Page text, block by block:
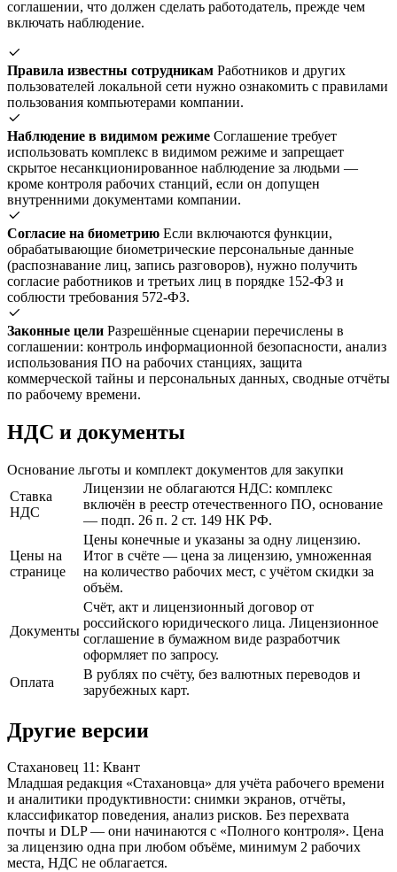
соглашении, что должен сделать работодатель, прежде чем
включать наблюдение.
Правила известны сотрудникам Работников и других
пользователей локальной сети нужно ознакомить с правилами
пользования компьютерами компании.
Наблюдение в видимом режиме Соглашение требует
использовать комплекс в видимом режиме и запрещает
скрытое несанкционированное наблюдение за людьми —
кроме контроля рабочих станций, если он допущен
внутренними документами компании.
Согласие на биометрию Если включаются функции,
обрабатывающие биометрические персональные данные
(распознавание лиц, запись разговоров), нужно получить
согласие работников и третьих лиц в порядке 152-ФЗ и
соблюсти требования 572-ФЗ.
Законные цели Разрешённые сценарии перечислены в
соглашении: контроль информационной безопасности, анализ
использования ПО на рабочих станциях, защита
коммерческой тайны и персональных данных, сводные отчёты
по рабочему времени.
НДС и документы
Основание льготы и комплект документов для закупки
Ставка
НДС
Лицензии не облагаются НДС: комплекс
включён в реестр отечественного ПО, основание
— подп. 26 п. 2 ст. 149 НК РФ.
Цены на
странице
Цены конечные и указаны за одну лицензию.
Итог в счёте — цена за лицензию, умноженная
на количество рабочих мест, с учётом скидки за
объём.
Документы
Счёт, акт и лицензионный договор от
российского юридического лица. Лицензионное
соглашение в бумажном виде разработчик
оформляет по запросу.
Оплата
В рублях по счёту, без валютных переводов и
зарубежных карт.
Другие версии
Стахановец 11: Квант
Младшая редакция «Стахановца» для учёта рабочего времени
и аналитики продуктивности: снимки экранов, отчёты,
классификатор поведения, анализ рисков. Без перехвата
почты и DLP — они начинаются с «Полного контроля». Цена
за лицензию одна при любом объёме, минимум 2 рабочих
места, НДС не облагается.